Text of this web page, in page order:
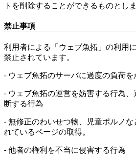
トを削除することができるものとしま
禁止事項
利用者による「ウェブ魚拓」の利用
禁止されています。
- ウェブ魚拓のサーバに過度の負荷を
- ウェブ魚拓の運営を妨害する行為、
断する行為
- 無修正のわいせつ物、児童ポルノな
れているページの取得。
- 他者の権利を不当に侵害する行為